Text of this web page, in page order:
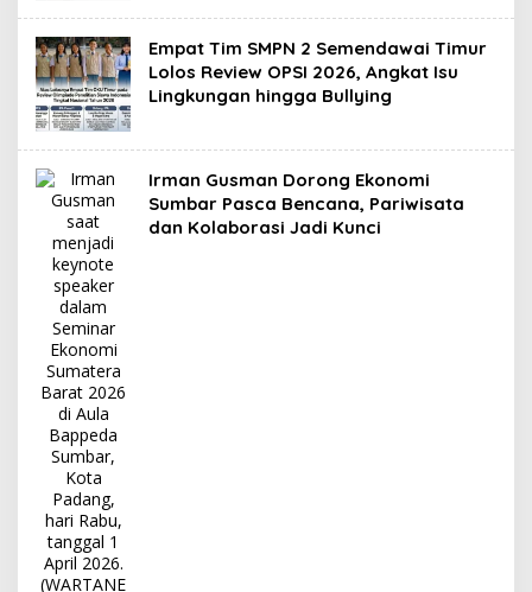
Empat Tim SMPN 2 Semendawai Timur
Lolos Review OPSI 2026, Angkat Isu
Lingkungan hingga Bullying
Irman Gusman Dorong Ekonomi
Sumbar Pasca Bencana, Pariwisata
dan Kolaborasi Jadi Kunci